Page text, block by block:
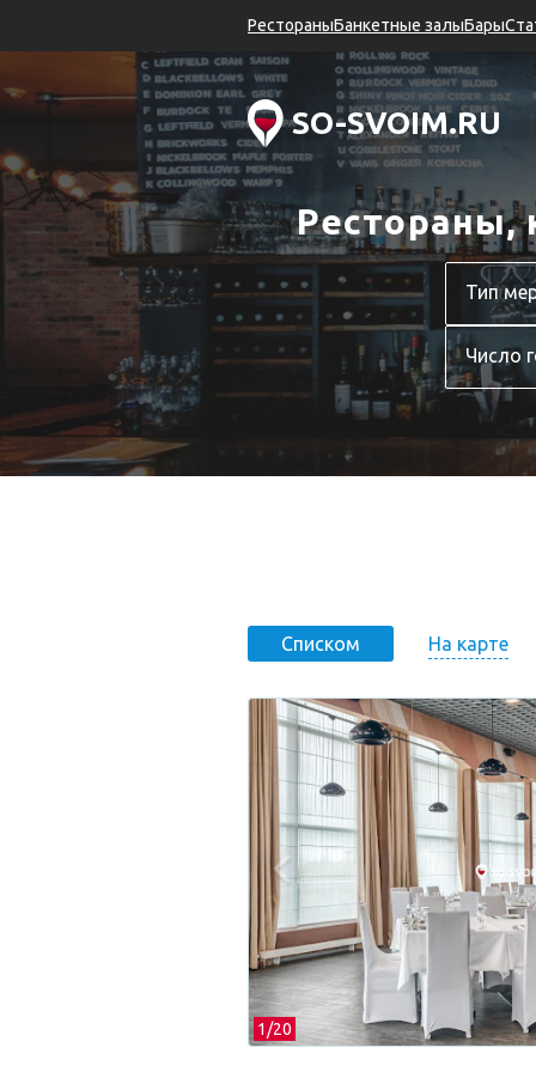
РестораныБанкетные залыБары
SO-SVOIM.RU
Рестораны,
Число
Списком На карте
1/20